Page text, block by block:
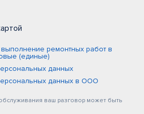
ремонтных работ в
(единые)
данных
данных в ООО
ваш разговор может быть